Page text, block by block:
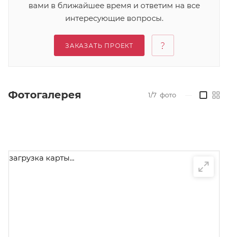
вами в ближайшее время и ответим на все
интересующие вопросы.
ЗАКАЗАТЬ ПРОЕКТ
Фотогалерея 1/7 фото
загрузка карты...